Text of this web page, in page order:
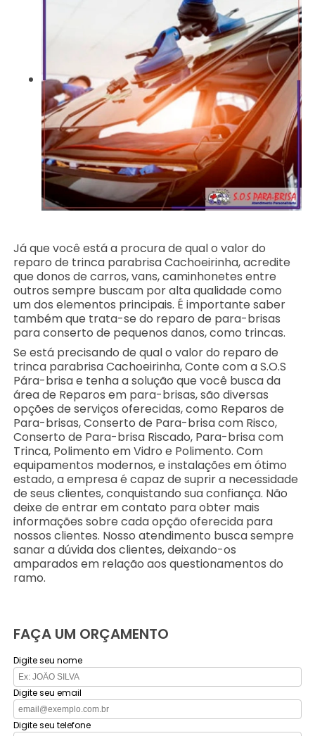
Já que você está a procura de qual o valor do
reparo de trinca parabrisa Cachoeirinha, acredite
que donos de carros, vans, caminhonetes entre
outros sempre buscam por alta qualidade como
um dos elementos principais. É importante saber
também que trata-se do reparo de para-brisas
para conserto de pequenos danos, como trincas.
Se está precisando de qual o valor do reparo de
trinca parabrisa Cachoeirinha, Conte com a S.O.S
Pára-brisa e tenha a solução que você busca da
área de Reparos em para-brisas, são diversas
opções de serviços oferecidas, como Reparos de
Para-brisas, Conserto de Para-brisa com Risco,
Conserto de Para-brisa Riscado, Para-brisa com
Trinca, Polimento em Vidro e Polimento. Com
equipamentos modernos, e instalações em ótimo
estado, a empresa é capaz de suprir a necessidade
de seus clientes, conquistando sua confiança. Não
deixe de entrar em contato para obter mais
informações sobre cada opção oferecida para
nossos clientes. Nosso atendimento busca sempre
sanar a dúvida dos clientes, deixando-os
amparados em relação aos questionamentos do
ramo.
FAÇA UM ORÇAMENTO
Digite seu nome
Digite seu email
Digite seu telefone